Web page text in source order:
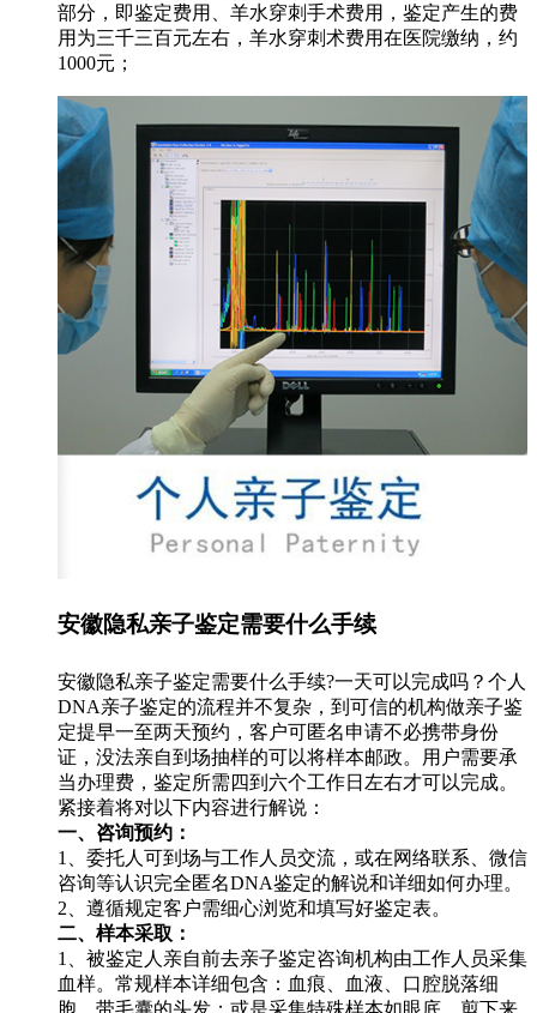
部分，即鉴定费用、羊水穿刺手术费用，鉴定产生的费
用为三千三百元左右，羊水穿刺术费用在医院缴纳，约
1000元；
安徽隐私亲子鉴定需要什么手续
安徽隐私亲子鉴定需要什么手续?一天可以完成吗？个人
DNA亲子鉴定的流程并不复杂，到可信的机构做亲子鉴
定提早一至两天预约，客户可匿名申请不必携带身份
证，没法亲自到场抽样的可以将样本邮政。用户需要承
当办理费，鉴定所需四到六个工作日左右才可以完成。
紧接着将对以下内容进行解说：
一、咨询预约：
1、委托人可到场与工作人员交流，或在网络联系、微信
咨询等认识完全匿名DNA鉴定的解说和详细如何办理。
2、遵循规定客户需细心浏览和填写好鉴定表。
二、样本采取：
1、被鉴定人亲自前去亲子鉴定咨询机构由工作人员采集
血样。常规样本详细包含：血痕、血液、口腔脱落细
胞、带毛囊的头发；或是采集特殊样本如眼底、剪下来